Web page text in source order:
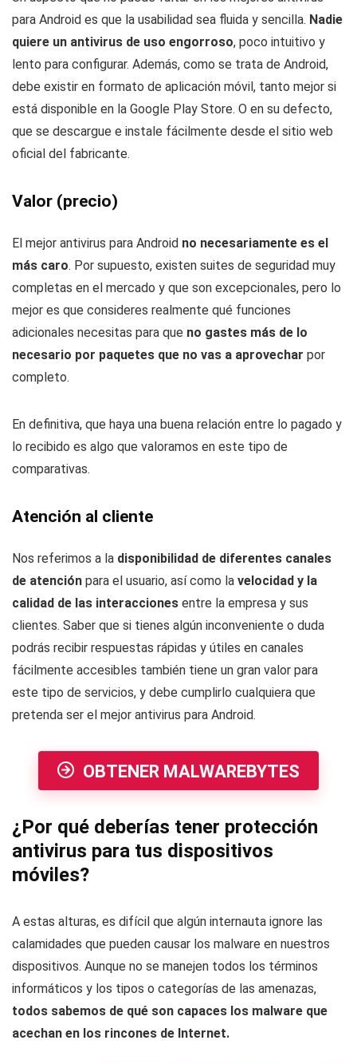
para Android es que la usabilidad sea fluida y sencilla. Nadie
quiere un antivirus de uso engorroso, poco intuitivo y
lento para configurar. Además, como se trata de Android,
debe existir en formato de aplicación móvil, tanto mejor si
está disponible en la Google Play Store. O en su defecto,
que se descargue e instale fácilmente desde el sitio web
oficial del fabricante.
Valor (precio)
El mejor antivirus para Android no necesariamente es el
más caro. Por supuesto, existen suites de seguridad muy
completas en el mercado y que son excepcionales, pero lo
mejor es que consideres realmente qué funciones
adicionales necesitas para que no gastes más de lo
necesario por paquetes que no vas a aprovechar por
completo.
En definitiva, que haya una buena relación entre lo pagado y
lo recibido es algo que valoramos en este tipo de
comparativas.
Atención al cliente
Nos referimos a la disponibilidad de diferentes canales
de atención para el usuario, así como la velocidad y la
calidad de las interacciones entre la empresa y sus
clientes. Saber que si tienes algún inconveniente o duda
podrás recibir respuestas rápidas y útiles en canales
fácilmente accesibles también tiene un gran valor para
este tipo de servicios, y debe cumplirlo cualquiera que
pretenda ser el mejor antivirus para Android.
OBTENER MALWAREBYTES
¿Por qué deberías tener protección
antivirus para tus dispositivos
móviles?
A estas alturas, es difícil que algún internauta ignore las
calamidades que pueden causar los malware en nuestros
dispositivos. Aunque no se manejen todos los términos
informáticos y los tipos o categorías de las amenazas,
todos sabemos de qué son capaces los malware que
acechan en los rincones de Internet.